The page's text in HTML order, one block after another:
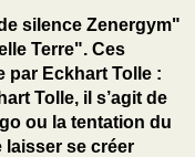
silence Zenergym"
Terre". Ces
par Eckhart Tolle :
Tolle, il s’agit de
ou la tentation du
laisser se créer